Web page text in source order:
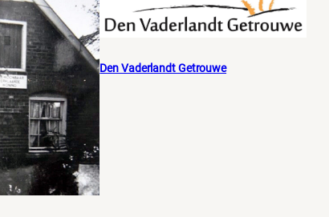
Den Vaderlandt Getrouwe